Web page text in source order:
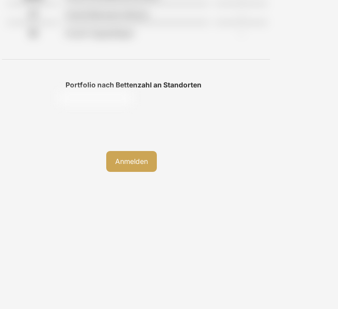
Portfolio nach Bettenzahl an Standorten